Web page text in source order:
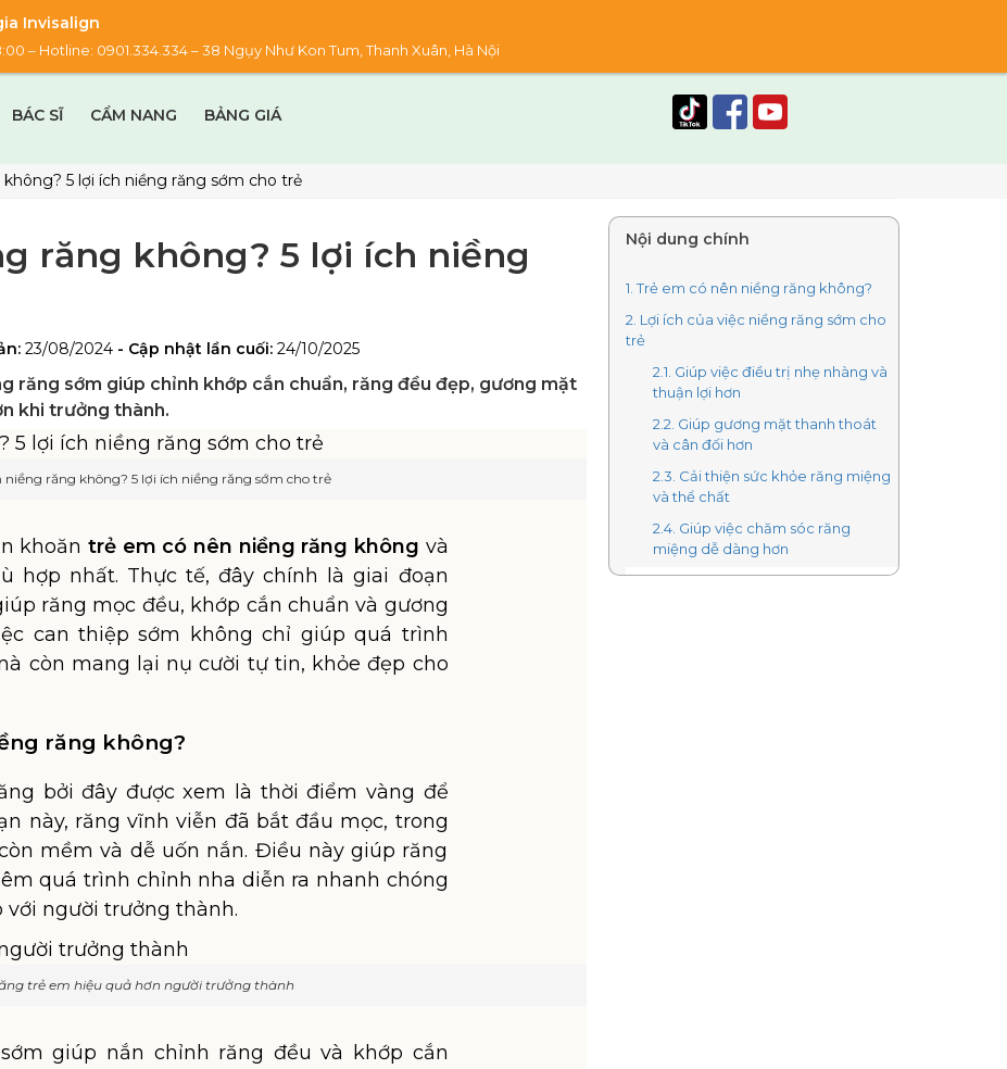
Invisalign
– Hotline: 0901.334.334 – 38 Ngụy Như Kon Tum, Thanh Xuân, Hà Nội
BÁC SĨ CẨM NANG BẢNG GIÁ
5 lợi ích niềng răng sớm cho trẻ
răng không? 5 lợi ích niềng
23/08/2024 - Cập nhật lần cuối: 24/10/2025
răng sớm giúp chỉnh khớp cắn chuẩn, răng đều đẹp, gương mặt
khi trưởng thành.
niềng răng không? 5 lợi ích niềng răng sớm cho trẻ
khoăn trẻ em có nên niềng răng không và
hợp nhất. Thực tế, đây chính là giai đoạn
răng mọc đều, khớp cắn chuẩn và gương
can thiệp sớm không chỉ giúp quá trình
còn mang lại nụ cười tự tin, khỏe đẹp cho
răng không?
bởi đây được xem là thời điểm vàng để
này, răng vĩnh viễn đã bắt đầu mọc, trong
mềm và dễ uốn nắn. Điều này giúp răng
quá trình chỉnh nha diễn ra nhanh chóng
với người trưởng thành.
trẻ em hiệu quả hơn người trưởng thành
giúp nắn chỉnh răng đều và khớp cắn
Nội dung chính
1. Trẻ em có nên niềng răng không?
2. Lợi ích của việc niềng răng sớm cho
trẻ
2.1. Giúp việc điều trị nhẹ nhàng và
thuận lợi hơn
2.2. Giúp gương mặt thanh thoát
và cân đối hơn
2.3. Cải thiện sức khỏe răng miệng
và thể chất
2.4. Giúp việc chăm sóc răng
miệng dễ dàng hơn
2.5. Giúp trẻ tự tin và thành công